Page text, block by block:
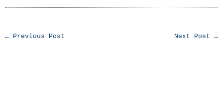
← Previous Post Next Post →